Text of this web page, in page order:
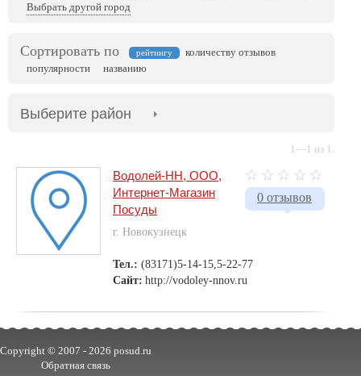
Выбрать другой город
Сортировать по рейтингу
количеству отзывов
популярности
названию
Выберите район
1—1 из 1.
0 отзывов
Водолей-НН, ООО,
Интернет-Магазин
Посуды
г. Новокузнецк
Тел.: (83171)5-14-15,5-22-77
Сайт: http://vodoley-nnov.ru
Copyright © 2007 - 2026 posud.ru
Обратная связь